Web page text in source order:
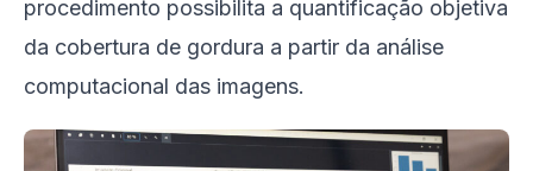
procedimento possibilita a quantificação objetiva
da cobertura de gordura a partir da análise
computacional das imagens.